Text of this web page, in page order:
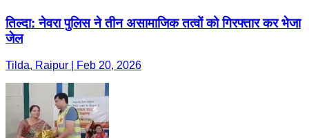
तिल्दा: नेवरा पुलिस ने तीन असामाजिक तत्वों को गिरफ्तार कर भेजा
जेल
Tilda, Raipur | Feb 20, 2026